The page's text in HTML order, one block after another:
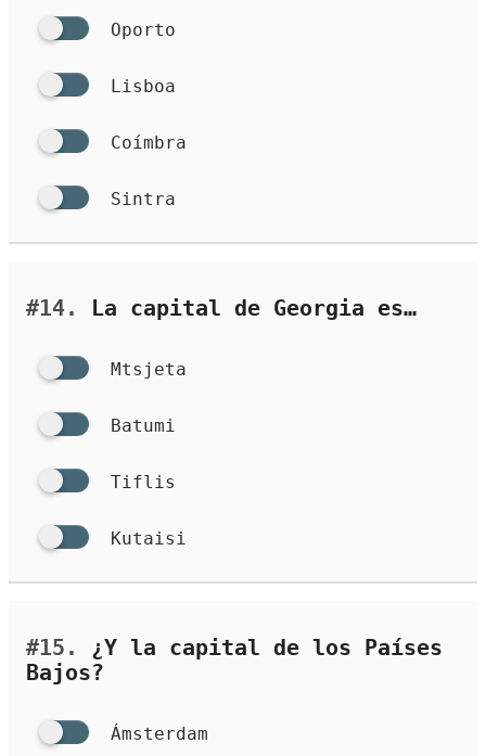
Oporto
Lisboa
Coímbra
Sintra
#14. La capital de Georgia es…
Mtsjeta
Batumi
Tiflis
Kutaisi
#15.
¿Y la capital de los Países
Bajos?
Ámsterdam